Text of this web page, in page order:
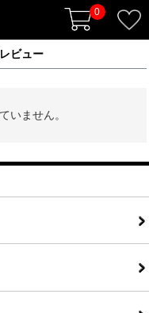
0
ビュー
いません。